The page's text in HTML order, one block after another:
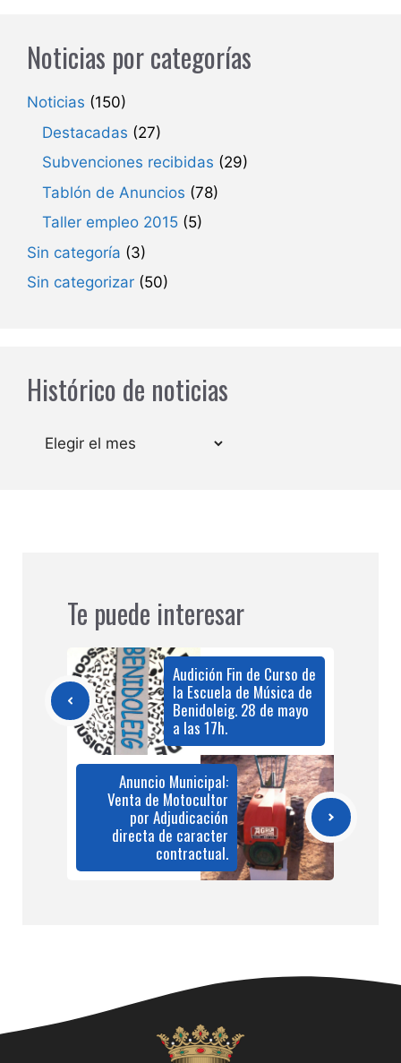
Noticias por categorías
Noticias (150)
Destacadas (27)
Subvenciones recibidas (29)
Tablón de Anuncios (78)
Taller empleo 2015 (5)
Sin categoría (3)
Sin categorizar (50)
Histórico de noticias
Archivos
Te puede interesar
Audición Fin de Curso de
la Escuela de Música de
Benidoleig. 28 de mayo
a las 17h.
Anuncio Municipal:
Venta de Motocultor
por Adjudicación
directa de caracter
contractual.